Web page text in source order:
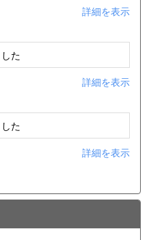
詳細を表示
た
詳細を表示
た
詳細を表示